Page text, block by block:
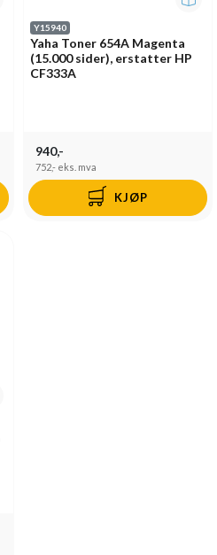
Y15940
Yaha Toner 654A Magenta
(15.000 sider), erstatter HP
CF333A
940,-
752,- eks. mva
KJØP